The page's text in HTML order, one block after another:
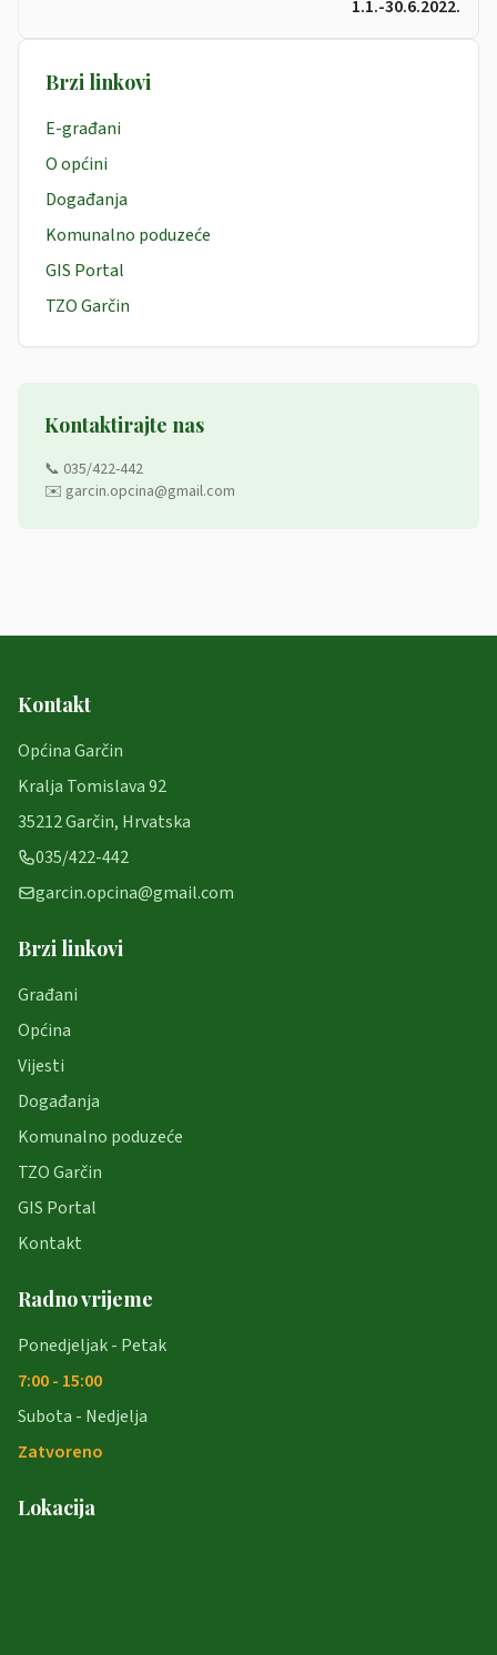
1.1.-30.6.2022.
Brzi linkovi
E-građani
O općini
Događanja
Komunalno poduzeće
GIS Portal
TZO Garčin
Kontaktirajte nas
📞 035/422-442
✉️ garcin.opcina@gmail.com
Kontakt
Općina Garčin
Kralja Tomislava 92
35212 Garčin, Hrvatska
035/422-442
garcin.opcina@gmail.com
Brzi linkovi
Građani
Općina
Vijesti
Događanja
Komunalno poduzeće
TZO Garčin
GIS Portal
Kontakt
Radno vrijeme
Ponedjeljak - Petak
7:00 - 15:00
Subota - Nedjelja
Zatvoreno
Lokacija